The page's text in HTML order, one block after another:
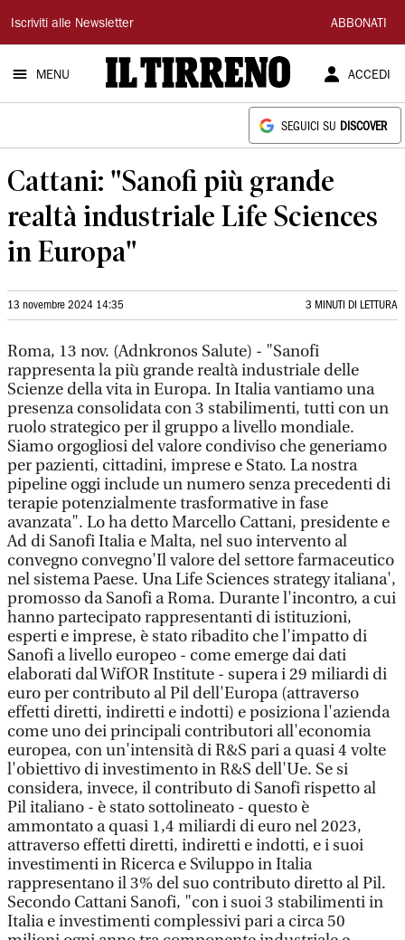
Il
Tirreno
Iscriviti alle Newsletter ABBONATI
MENU ACCEDI
SEGUICI SU DISCOVER
Cattani: "Sanofi più grande
realtà industriale Life Sciences
in Europa"
13 novembre 2024 14:35 3 MINUTI DI LETTURA
Roma, 13 nov. (Adnkronos Salute) - "Sanofi
rappresenta la più grande realtà industriale delle
Scienze della vita in Europa. In Italia vantiamo una
presenza consolidata con 3 stabilimenti, tutti con un
ruolo strategico per il gruppo a livello mondiale.
Siamo orgogliosi del valore condiviso che generiamo
per pazienti, cittadini, imprese e Stato. La nostra
pipeline oggi include un numero senza precedenti di
terapie potenzialmente trasformative in fase
avanzata". Lo ha detto Marcello Cattani, presidente e
Ad di Sanofi Italia e Malta, nel suo intervento al
convegno convegno'Il valore del settore farmaceutico
nel sistema Paese. Una Life Sciences strategy italiana',
promosso da Sanofi a Roma. Durante l'incontro, a cui
hanno partecipato rappresentanti di istituzioni,
esperti e imprese, è stato ribadito che l'impatto di
Sanofi a livello europeo - come emerge dai dati
elaborati dal WifOR Institute - supera i 29 miliardi di
euro per contributo al Pil dell'Europa (attraverso
effetti diretti, indiretti e indotti) e posiziona l'azienda
come uno dei principali contributori all'economia
europea, con un'intensità di R&S pari a quasi 4 volte
l'obiettivo di investimento in R&S dell'Ue. Se si
considera, invece, il contributo di Sanofi rispetto al
Pil italiano - è stato sottolineato - questo è
ammontato a quasi 1,4 miliardi di euro nel 2023,
attraverso effetti diretti, indiretti e indotti, e i suoi
investimenti in Ricerca e Sviluppo in Italia
rappresentano il 3% del suo contributo diretto al Pil.
Secondo Cattani Sanofi, "con i suoi 3 stabilimenti in
Italia e investimenti complessivi pari a circa 50